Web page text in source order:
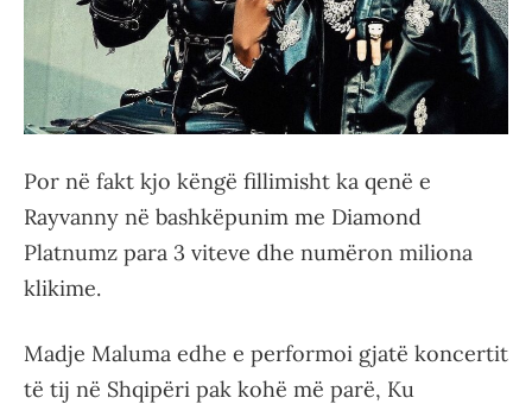
Por në fakt kjo këngë fillimisht ka qenë e
Rayvanny në bashkëpunim me Diamond
Platnumz para 3 viteve dhe numëron miliona
klikime.
Madje Maluma edhe e performoi gjatë koncertit
të tij në Shqipëri pak kohë më parë, Ku